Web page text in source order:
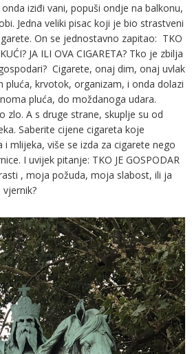
iziđi vani, popuši ondje na balkonu,
Jedna veliki pisac koji je bio strastveni
On se jednostavno zapitao: TKO
JA ILI OVA CIGARETA? Tko je zbilja
Cigarete, onaj dim, onaj uvlak
pluća, krvotok, organizam, i onda dolazi
pluća, do moždanoga udara.
zlo. A s druge strane, skuplje su od
Saberite cijene cigareta koje
mlijeka, više se izda za cigarete nego
I uvijek pitanje: TKO JE GOSPODAR
, moja požuda, moja slabost, ili ja